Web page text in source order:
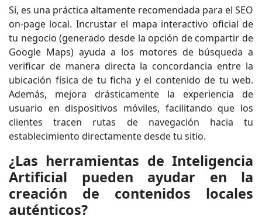
Sí, es una práctica altamente recomendada para el SEO
on-page local. Incrustar el mapa interactivo oficial de
tu negocio (generado desde la opción de compartir de
Google Maps) ayuda a los motores de búsqueda a
verificar de manera directa la concordancia entre la
ubicación física de tu ficha y el contenido de tu web.
Además, mejora drásticamente la experiencia de
usuario en dispositivos móviles, facilitando que los
clientes tracen rutas de navegación hacia tu
establecimiento directamente desde tu sitio.
¿Las herramientas de Inteligencia
Artificial pueden ayudar en la
creación de contenidos locales
auténticos?